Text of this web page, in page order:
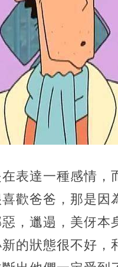
表達一種感情
歡爸爸，那是
，邋遢，美伢
的狀態很不好